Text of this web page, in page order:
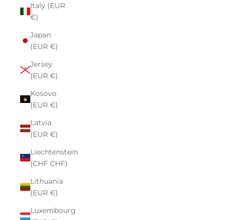
Italy (EUR
€)
Japan
(EUR €)
Jersey
(EUR €)
Kosovo
(EUR €)
Latvia
(EUR €)
Liechtenstein
(CHF CHF)
Lithuania
(EUR €)
Luxembourg